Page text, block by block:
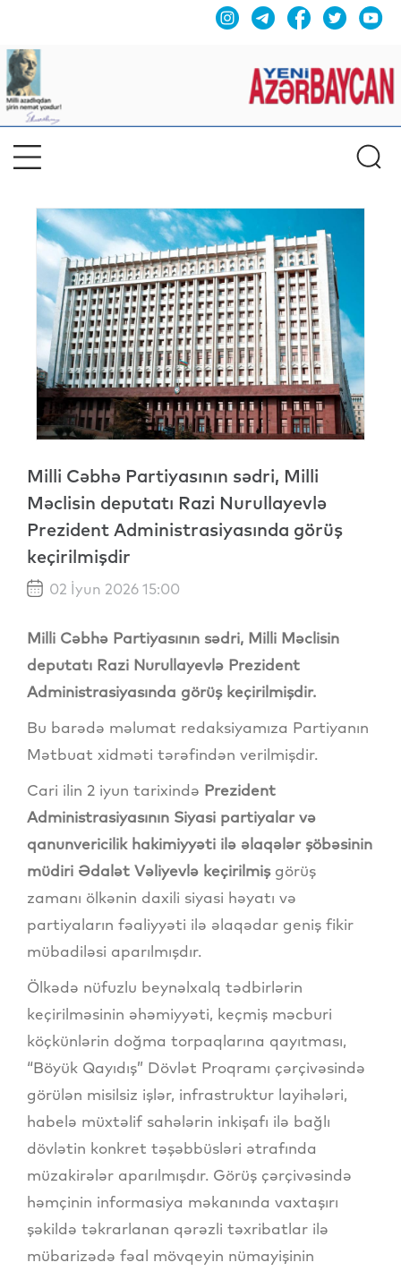
Milli Cəbhə Partiyasının sədri, Milli
Məclisin deputatı Razi Nurullayevlə
Prezident Administrasiyasında görüş
keçirilmişdir
02 İyun 2026 15:00
Milli Cəbhə Partiyasının sədri, Milli Məclisin
deputatı Razi Nurullayevlə Prezident
Administrasiyasında görüş keçirilmişdir.
Bu barədə məlumat redaksiyamıza Partiyanın
Mətbuat xidməti tərəfindən verilmişdir.
Cari ilin 2 iyun tarixində Prezident
Administrasiyasının Siyasi partiyalar və
qanunvericilik hakimiyyəti ilə əlaqələr şöbəsinin
müdiri Ədalət Vəliyevlə keçirilmiş görüş
zamanı ölkənin daxili siyasi həyatı və
partiyaların fəaliyyəti ilə əlaqədar geniş fikir
mübadiləsi aparılmışdır.
Ölkədə nüfuzlu beynəlxalq tədbirlərin
keçirilməsinin əhəmiyyəti, keçmiş məcburi
köçkünlərin doğma torpaqlarına qayıtması,
“Böyük Qayıdış” Dövlət Proqramı çərçivəsində
görülən misilsiz işlər, infrastruktur layihələri,
habelə müxtəlif sahələrin inkişafı ilə bağlı
dövlətin konkret təşəbbüsləri ətrafında
müzakirələr aparılmışdır. Görüş çərçivəsində
həmçinin informasiya məkanında vaxtaşırı
şəkildə təkrarlanan qərəzli təxribatlar ilə
mübarizədə fəal mövqeyin nümayişinin